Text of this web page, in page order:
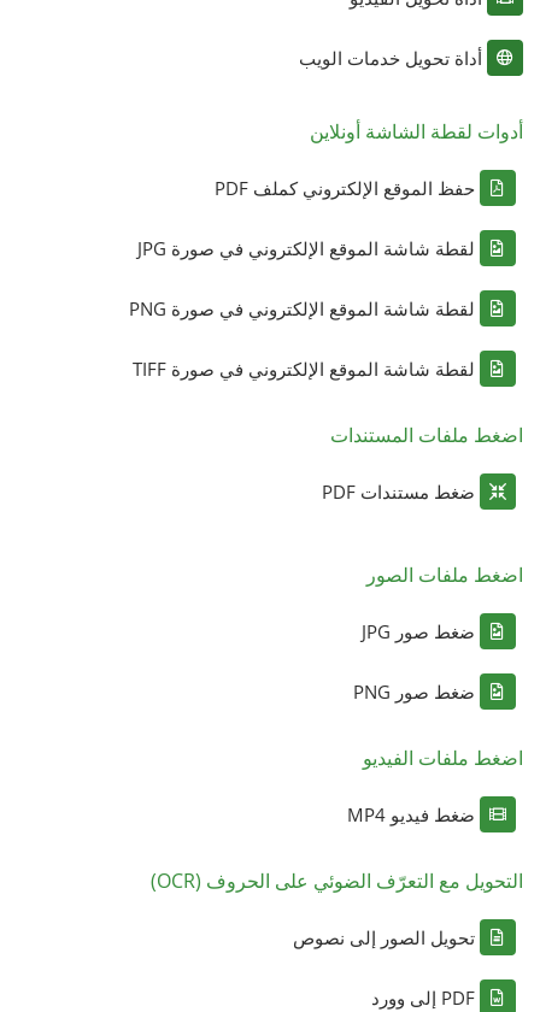
أداة تحويل خدمات الويب
أدوات لقطة الشاشة أونلاين
حفظ الموقع الإلكتروني كملف PDF
لقطة شاشة الموقع الإلكتروني في صورة JPG
لقطة شاشة الموقع الإلكتروني في صورة PNG
لقطة شاشة الموقع الإلكتروني في صورة TIFF
اضغط ملفات المستندات
ضغط مستندات PDF
اضغط ملفات الصور
ضغط صور JPG
ضغط صور PNG
اضغط ملفات الفيديو
ضغط فيديو MP4
التحويل مع التعرّف الضوئي على الحروف (OCR)
تحويل الصور إلى نصوص
PDF إلى وورد